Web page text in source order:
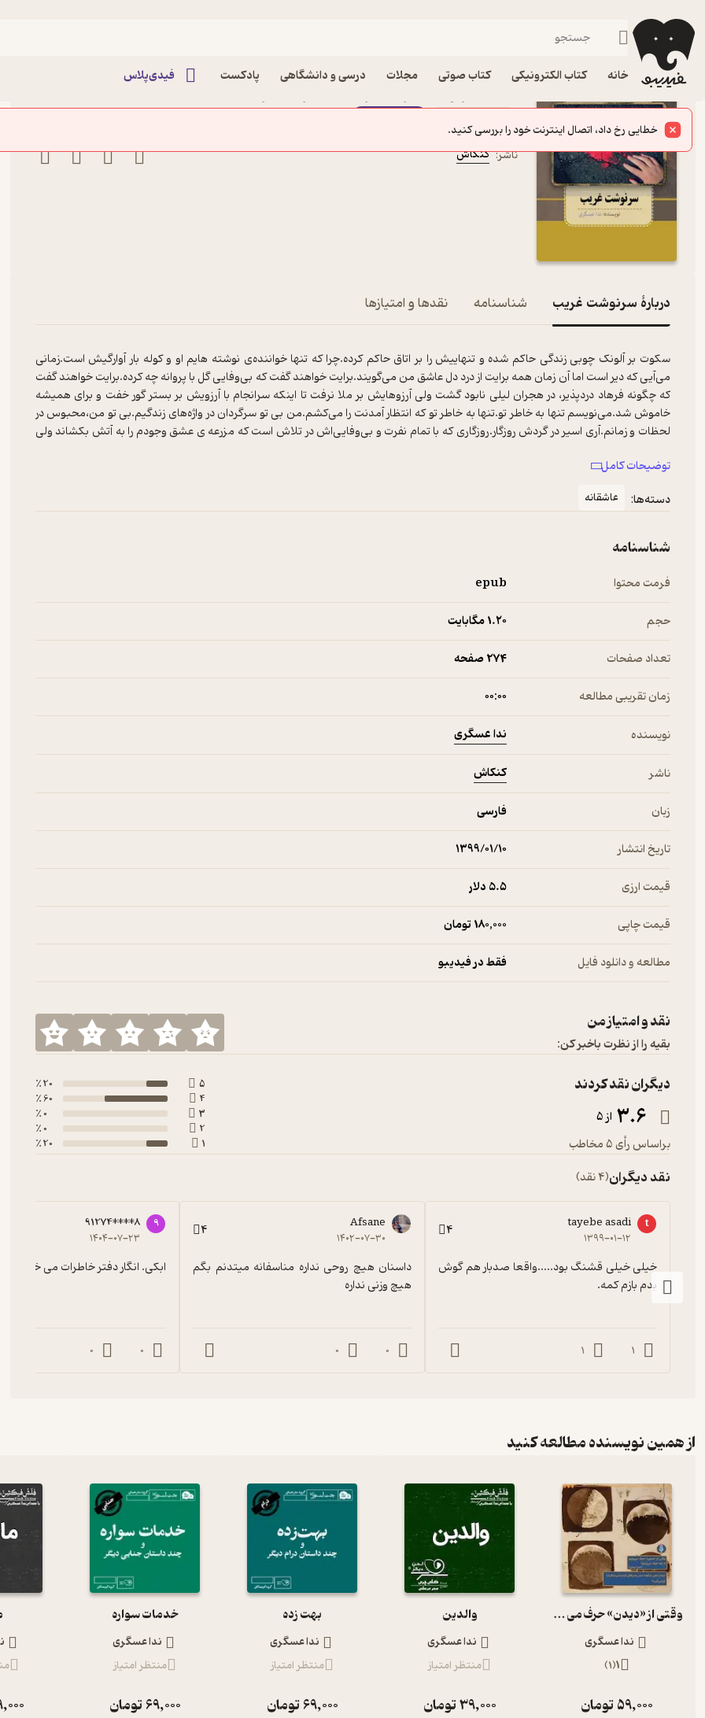
خانه کتاب الکترونیکی کتاب صوتی مجلات درسی و دانشگاهی پادکست فیدی‌پلاس
فیدیبو کتاب الکترونیکی
نویسنده: ندا عسگری
ناشر: کنکاش
دربارۀ سرنوشت غریب شناسنامه نقدها و امتیازها
سکوت بر آلونک چوبی زندگی حاکم شده و تنهاییش را بر اتاق حاکم کرده.چرا که تنها خواننده‌ی نوشته هایم او و کوله بار آوارگیش است.زمانی
می‌آیی که دیر است اما آن زمان همه برایت از درد دل عاشق من می‌گویند.برایت خواهند گفت که بی‌وفایی گل با پروانه چه کرده.برایت خواهند گفت
که چگونه فرهاد دردپذیر، در هجران لیلی نابود گشت ولی آرزوهایش بر ملا نرفت تا اینکه سرانجام با آرزویش بر بستر گور خفت و برای همیشه
خاموش شد.می‌نویسم تنها به خاطر تو.تنها به خاطر تو که انتظار آمدنت را می‌کشم.من بی تو سرگردان در واژه‌های زندگیم.بی تو من،محبوس در
لحظات و زمانم.آری اسیر در گردش روزگار.روزگاری که با تمام نفرت و بی‌وفایی‌اش در تلاش است که مزرعه ی عشق وجودم را به آتش بکشاند ولی
برایمان حائل بود قدمهایی بیش نبود اما امروز که قلم به دست گرفته‌ام و می‌نویسم زمان، دنیایی فاصله بینمان انداخته.تو در میان تنهایی خود
طلسم را بشکنیم.بیا تا در جدائیمان محکم بر مِهر هم چنگ زنیم و بر چهره‌ی جدایی پرده‌ی سیاه افکنیم.بیا با محبتمان کتابی بنویسیم تا
من در لحظه‌های فراق باشد.چشم را فرمان دادم تا مدتی بدون امواج دریای عشق سر کند.دست را تعلیم دادم تا بدون گرمای دستان تو زندگی را
توضیحات کامل
دسته‌ها:
عاشقانه
شناسنامه
فرمت محتوا epub
حجم 1.۲۰ مگابایت
تعداد صفحات 274 صفحه
زمان تقریبی مطالعه ۰۰:۰۰
نویسنده ندا عسگری
ناشر کنکاش
زبان فارسی
تاریخ انتشار ۱۳۹۹/۰۱/۱۰
قیمت ارزی 5.۵ دلار
قیمت چاپی 180,000 تومان
مطالعه و دانلود فایل فقط در فیدیبو
نقد و امتیاز من
بقیه را از نظرت باخبر کن:
دیگران نقد کردند
3.6 از 5
براساس رأی 5 مخاطب
5
20 ٪
4
60 ٪
3
0 ٪
2
0 ٪
1
20 ٪
نقد دیگران(4 نقد)
t
tayebe asadi
۱۳۹۹-۰۱-۱۲ 4
بدم بازم کمه.
1
1
Afsane
۱۴۰۲-۰۷-۳۰ 4
هیچ وزنی نداره
0
0
9
91274****8
۱۴۰۴-۰۷-۲۳
ابکی. انگار دفتر خاطرات می خوانید نه
0
0
از همین نویسنده مطالعه کنید
وقتی از «دیدن» حرف می زنیم، از چه حرف می زنیم؟
ندا عسگری
1
(
1
)
59,000تومان
والدین
ندا عسگری
منتظر امتیاز
39,000تومان
بهت زده
ندا عسگری
منتظر امتیاز
69,000تومان
خدمات سواره
ندا عسگری
منتظر امتیاز
69,000تومان
خطایی رخ داد، اتصال اینترنت خود را بررسی کنید.